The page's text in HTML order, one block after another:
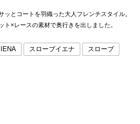
ッとコートを羽織った大人フレンチスタイル。
ト×レースの素材で奥行きを出しました。
スローブイエナ スローブ